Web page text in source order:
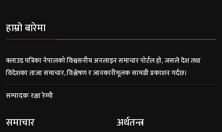
हाम्रो बारेमा
क्लाउड पत्रिका नेपालको विश्वसनीय अनलाइन समाचार पोर्टल हो, जसले देश तथा
विदेशका ताजा समाचार, विश्लेषण र जानकारीमूलक सामग्री प्रकाशन गर्दछ।
सम्पादकः रक्षा रेग्मी
समाचार अर्थतन्त्र